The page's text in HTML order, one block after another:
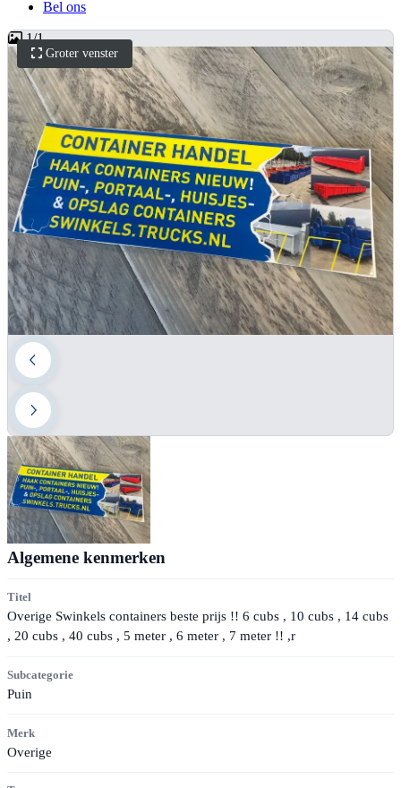
Bel ons
Groter venster
1/1
Algemene kenmerken
Titel
Overige Swinkels containers beste prijs !! 6 cubs , 10 cubs , 14 cubs
, 20 cubs , 40 cubs , 5 meter , 6 meter , 7 meter !! ,r
Subcategorie
Puin
Merk
Overige